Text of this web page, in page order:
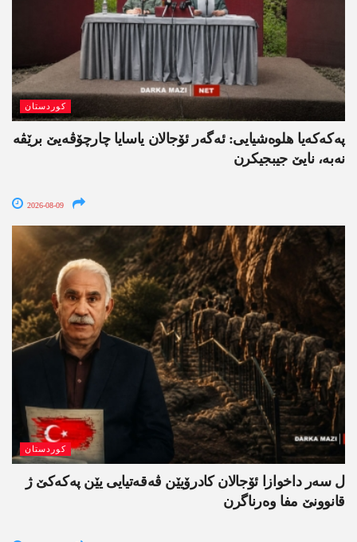
کوردستان
په‌كه‌كه‌یا هلوه‌شیایی: ئەگەر ئۆجالان یاسایا چارچۆڤەیێ برێڤە
نه‌به‌، نایێ جیبجیکرن
2026-08-09
کوردستان
ل سەر داخوازا ئۆجالان کادرۆیێن ڤەقەتیایی یێن پەکەکێ ژ
قانوونێ مفا وەرناگرن